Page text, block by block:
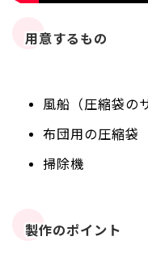
用意するもの
風船（圧縮袋の
布団用の圧縮
掃除機
製作のポイント